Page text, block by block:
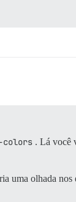
colors . Lá você
uma olhada